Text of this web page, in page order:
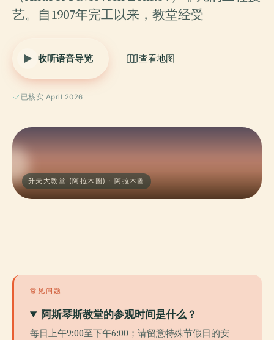
艺。自1907年完工以来，教堂经受
收听语音导览 查看地图
已核实 April 2026
升天大教堂 (阿拉木圖) · 阿拉木圖
常见问题
阿斯琴斯教堂的参观时间是什么？
每日上午9:00至下午6:00；请留意特殊节假日的安